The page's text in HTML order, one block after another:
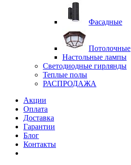
Фасадные
Потолочные
Настольные лампы
Светодиодные гирлянды
Теплые полы
РАСПРОДАЖА
Акции
Оплата
Доставка
Гарантии
Блог
Контакты